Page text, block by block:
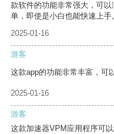
款软件的功能非常强大，可
单，即使是小白也能快速上手
2025-01-16
游客
这款app的功能非常丰富，可
2025-01-16
游客
这款加速器VPM应用程序可